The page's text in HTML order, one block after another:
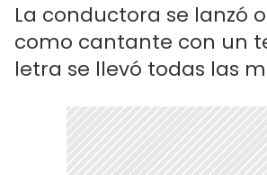
La conductora se lanzó
como cantante con un
letra se llevó todas las